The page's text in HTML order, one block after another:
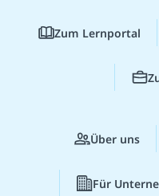
Zum Lernportal
Über uns
Für